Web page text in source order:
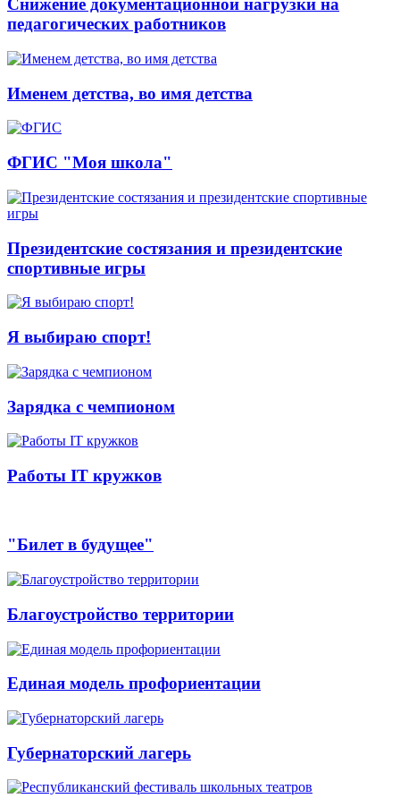
Снижение документационной нагрузки на
педагогических работников
Именем детства, во имя детства
ФГИС "Моя школа"
Президентские состязания и президентские
спортивные игры
Я выбираю спорт!
Зарядка с чемпионом
Работы IT кружков
"Билет в будущее"
Благоустройство территории
Единая модель профориентации
Губернаторский лагерь